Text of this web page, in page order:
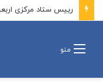
منو